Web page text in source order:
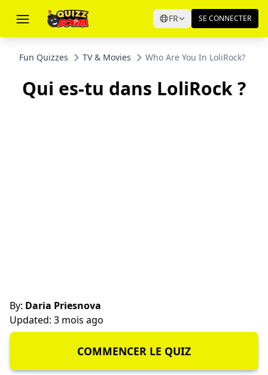
FR SE CONNECTER
Fun Quizzes TV & Movies Who Are You In LoliRock?
Qui es-tu dans LoliRock ?
By: Daria Priesnova
Updated: 3 mois ago
COMMENCER LE QUIZ